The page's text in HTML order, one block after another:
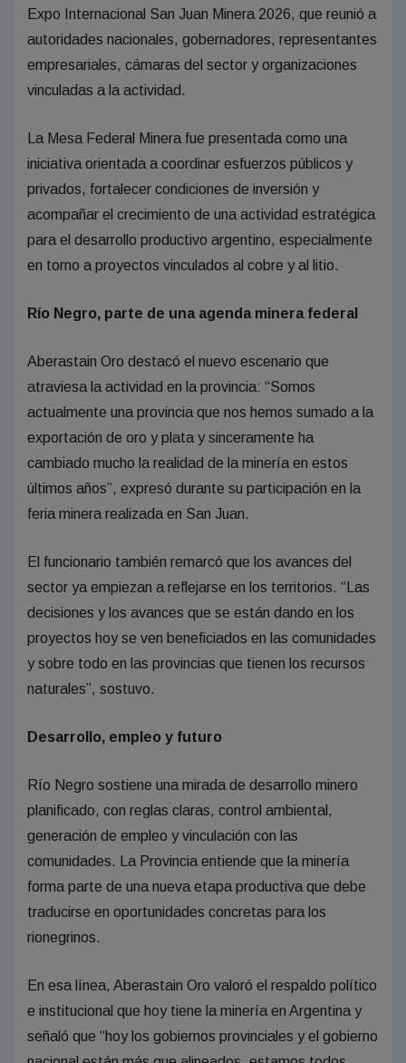
Expo Internacional San Juan Minera 2026, que reunió a
autoridades nacionales, gobernadores, representantes
empresariales, cámaras del sector y organizaciones
vinculadas a la actividad.
La Mesa Federal Minera fue presentada como una
iniciativa orientada a coordinar esfuerzos públicos y
privados, fortalecer condiciones de inversión y
acompañar el crecimiento de una actividad estratégica
para el desarrollo productivo argentino, especialmente
en torno a proyectos vinculados al cobre y al litio.
Río Negro, parte de una agenda minera federal
Aberastain Oro destacó el nuevo escenario que
atraviesa la actividad en la provincia: “Somos
actualmente una provincia que nos hemos sumado a la
exportación de oro y plata y sinceramente ha
cambiado mucho la realidad de la minería en estos
últimos años”, expresó durante su participación en la
feria minera realizada en San Juan.
El funcionario también remarcó que los avances del
sector ya empiezan a reflejarse en los territorios. “Las
decisiones y los avances que se están dando en los
proyectos hoy se ven beneficiados en las comunidades
y sobre todo en las provincias que tienen los recursos
naturales”, sostuvo.
Desarrollo, empleo y futuro
Río Negro sostiene una mirada de desarrollo minero
planificado, con reglas claras, control ambiental,
generación de empleo y vinculación con las
comunidades. La Provincia entiende que la minería
forma parte de una nueva etapa productiva que debe
traducirse en oportunidades concretas para los
rionegrinos.
En esa línea, Aberastain Oro valoró el respaldo político
e institucional que hoy tiene la minería en Argentina y
señaló que “hoy los gobiernos provinciales y el gobierno